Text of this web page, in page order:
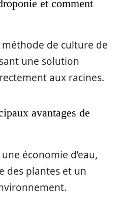
et comment
méthode de culture de
une solution
aux racines.
avantages de
économie d’eau,
des plantes et un